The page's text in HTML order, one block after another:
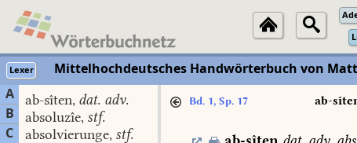
Lexer Mittelhochdeutsches Handwörterbuch von
A
B
C
ab-sîten, dat. adv.
absoluzîe, stf.
absolvierunge, stf.
Bd. 1, Sp. 17 ab-